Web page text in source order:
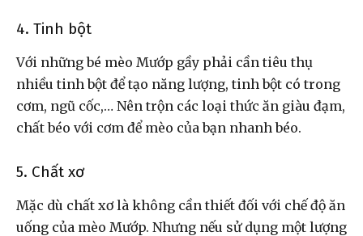
4. Tinh bột
Với những bé mèo Mướp gầy phải cần tiêu thụ
nhiều tinh bột để tạo năng lượng, tinh bột có trong
cơm, ngũ cốc,… Nên trộn các loại thức ăn giàu đạm,
chất béo với cơm để mèo của bạn nhanh béo.
5. Chất xơ
Mặc dù chất xơ là không cần thiết đối với chế độ ăn
uống của mèo Mướp. Nhưng nếu sử dụng một lượng